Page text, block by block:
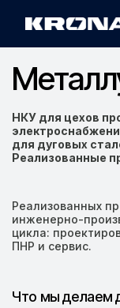
Главная ›
НКУ для цехов
для дуговых
Реализованные
Реализованных
инженерно-
цикла:
ПНР и сервис.
Что мы делаем